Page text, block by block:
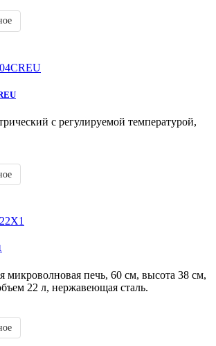
с регулируемой температурой,
микроволновая печь, 60 см, высота 38 см,
22 л, нержавеющая сталь.